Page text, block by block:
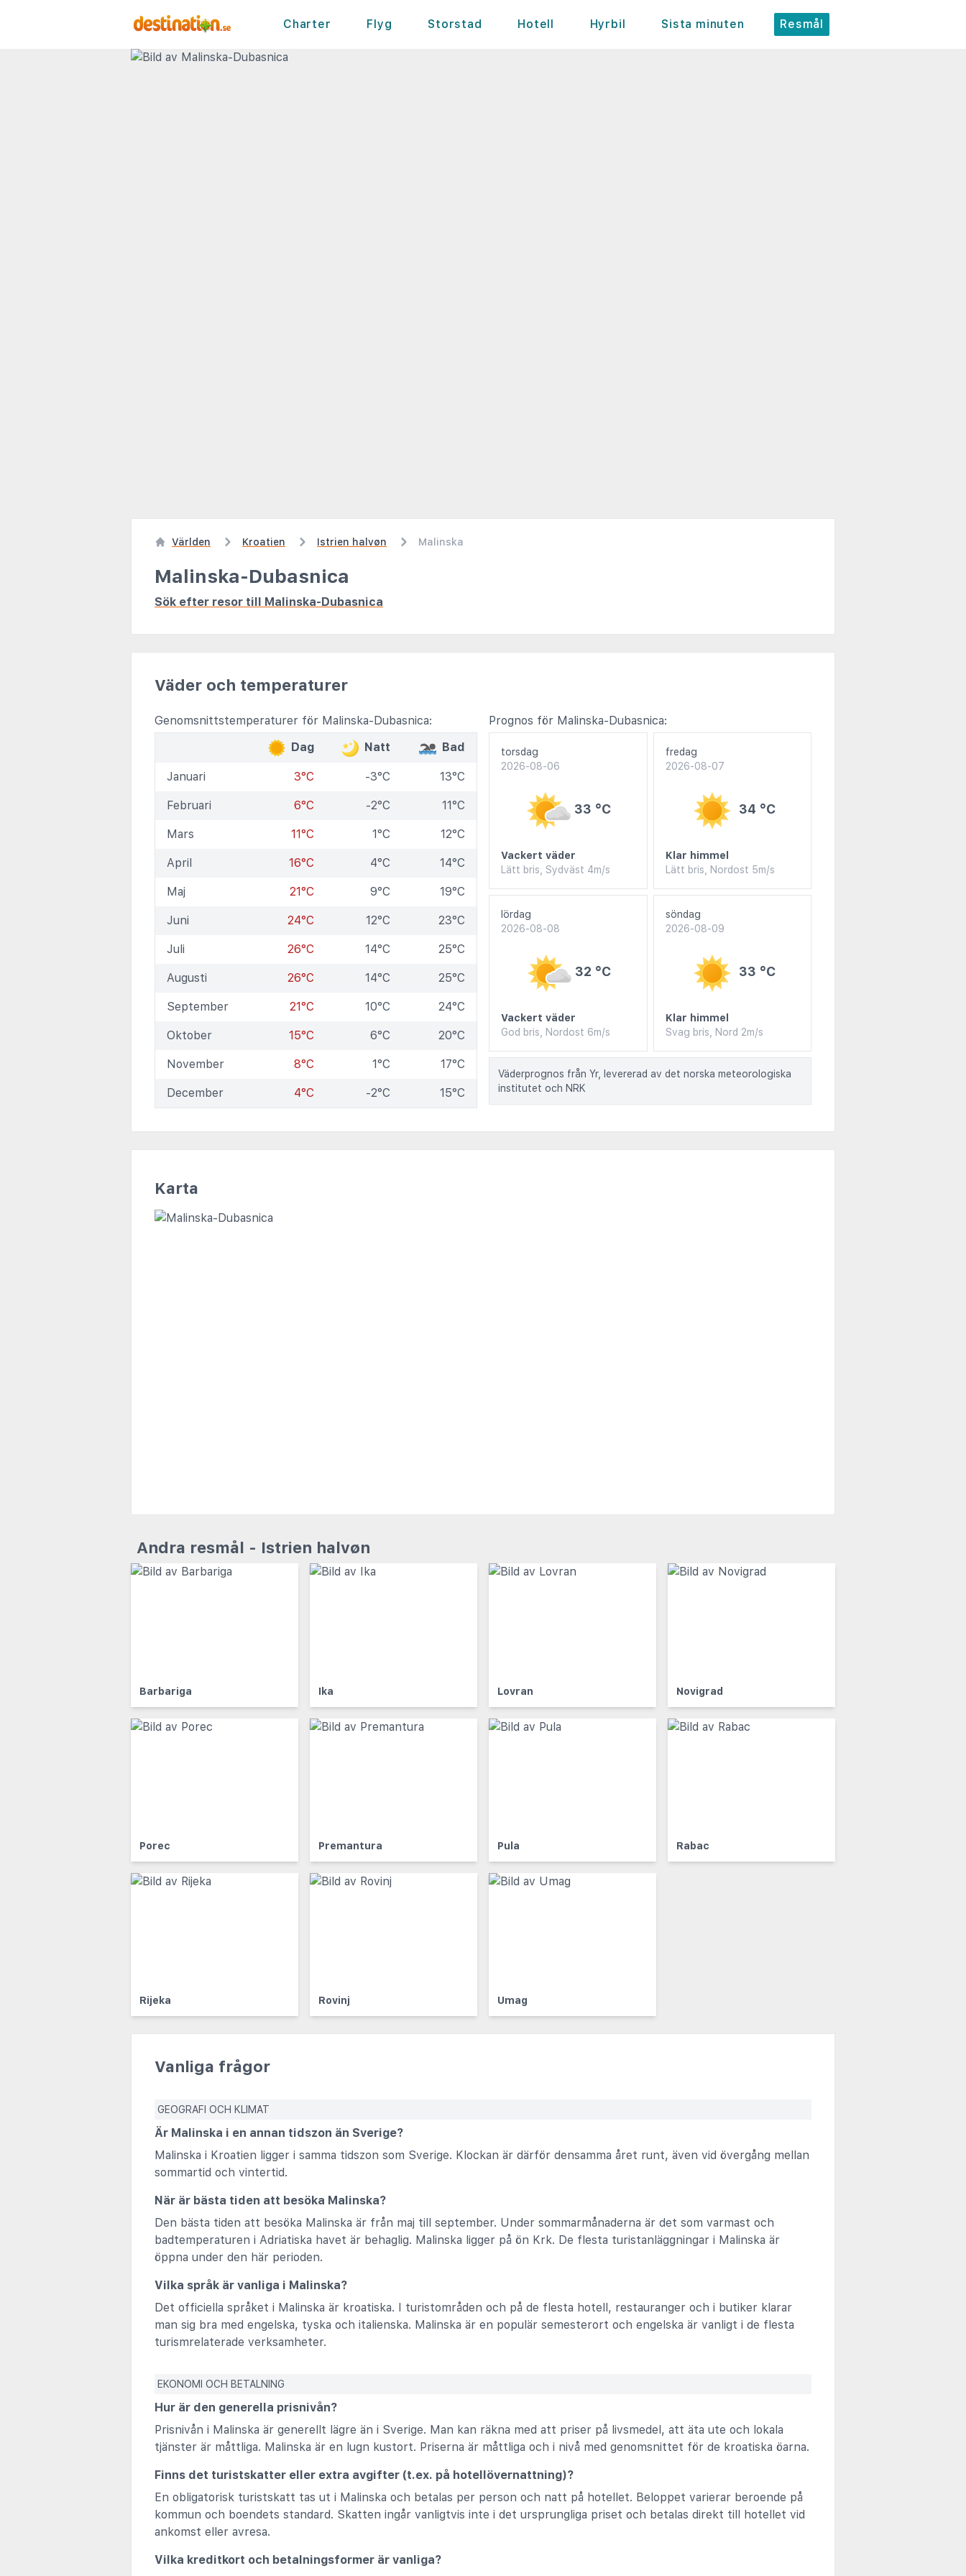
Charter Flyg Storstad Hotell Hyrbil Sista minuten Resmål
Världen Kroatien Istrien halvøn Malinska
Malinska-Dubasnica
Sök efter resor till Malinska-Dubasnica
Väder och temperaturer
Genomsnittstemperaturer för Malinska-Dubasnica:
Dag
Natt Bad
Januari 3°C -3°C 13°C
Februari 6°C -2°C 11°C
Mars 11°C 1°C 12°C
April 16°C 4°C 14°C
Maj 21°C 9°C 19°C
Juni 24°C 12°C 23°C
Juli 26°C 14°C 25°C
Augusti 26°C 14°C 25°C
September 21°C 10°C 24°C
Oktober 15°C 6°C 20°C
November 8°C 1°C 17°C
December 4°C -2°C 15°C
Prognos för Malinska-Dubasnica:
torsdag
2026-08-06
33 °C
Vackert väder
Lätt bris, Sydväst 4m/s
fredag
2026-08-07
34 °C
Klar himmel
Lätt bris, Nordost 5m/s
lördag
2026-08-08
32 °C
Vackert väder
God bris, Nordost 6m/s
söndag
2026-08-09
33 °C
Klar himmel
Svag bris, Nord 2m/s
Väderprognos från Yr, levererad av det norska meteorologiska
institutet och NRK
Karta
Andra resmål - Istrien halvøn
Barbariga Ika Lovran Novigrad
Porec Premantura Pula Rabac
Rijeka Rovinj Umag
Vanliga frågor
GEOGRAFI OCH KLIMAT
Är Malinska i en annan tidszon än Sverige?
Malinska i Kroatien ligger i samma tidszon som Sverige. Klockan är därför densamma året runt, även vid övergång mellan
sommartid och vintertid.
När är bästa tiden att besöka Malinska?
Den bästa tiden att besöka Malinska är från maj till september. Under sommarmånaderna är det som varmast och
badtemperaturen i Adriatiska havet är behaglig. Malinska ligger på ön Krk. De flesta turistanläggningar i Malinska är
öppna under den här perioden.
Vilka språk är vanliga i Malinska?
Det officiella språket i Malinska är kroatiska. I turistområden och på de flesta hotell, restauranger och i butiker klarar
man sig bra med engelska, tyska och italienska. Malinska är en populär semesterort och engelska är vanligt i de flesta
turismrelaterade verksamheter.
EKONOMI OCH BETALNING
Hur är den generella prisnivån?
Prisnivån i Malinska är generellt lägre än i Sverige. Man kan räkna med att priser på livsmedel, att äta ute och lokala
tjänster är måttliga. Malinska är en lugn kustort. Priserna är måttliga och i nivå med genomsnittet för de kroatiska öarna.
Finns det turistskatter eller extra avgifter (t.ex. på hotellövernattning)?
En obligatorisk turistskatt tas ut i Malinska och betalas per person och natt på hotellet. Beloppet varierar beroende på
kommun och boendets standard. Skatten ingår vanligtvis inte i det ursprungliga priset och betalas direkt till hotellet vid
ankomst eller avresa.
Vilka kreditkort och betalningsformer är vanliga?